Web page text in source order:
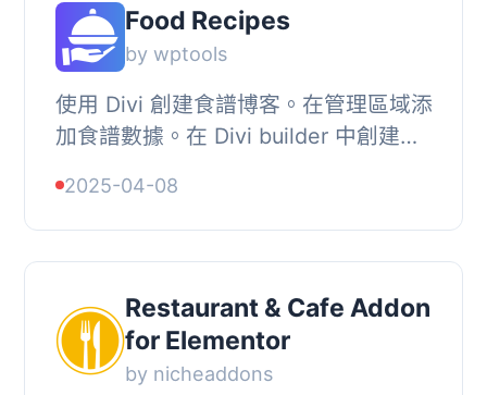
Food Recipes
by wptools
使用 Divi 創建食譜博客。在管理區域添
加食譜數據。在 Divi builder 中創建食
模式, 像專業人士一樣創建美麗的SEO
優化的食...
2025-04-08
Restaurant & Cafe Addon
for Elementor
by nicheaddons